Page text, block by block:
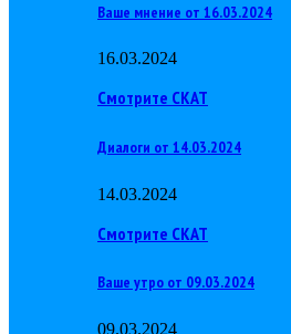
Ваше мнение от 16.03.2024
16.03.2024
Смотрите СКАТ
Диалоги от 14.03.2024
14.03.2024
Смотрите СКАТ
Ваше утро от 09.03.2024
09.03.2024